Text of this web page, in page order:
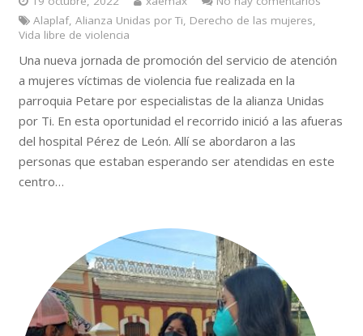
Alaplaf, Alianza Unidas por Ti Derecho de las mujeres
Vida libre de violencia
Una nueva jornada de promoción del servicio de atención
a mujeres víctimas de violencia fue realizada en la
parroquia Petare por especialistas de la alianza Unidas
por Ti. En esta oportunidad el recorrido inició a las afueras
del hospital Pérez de León. Allí se abordaron a las
personas que estaban esperando ser atendidas en este
centro…